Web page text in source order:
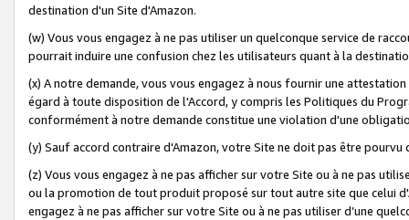
destination d'un Site d'Amazon.
(w) Vous vous engagez à ne pas utiliser un quelconque service de
pourrait induire une confusion chez les utilisateurs quant à la
(x) A notre demande, vous vous engagez à nous fournir une
égard à toute disposition de l'Accord, y compris les Politiques du
conformément à notre demande constitue une violation d'une
(y) Sauf accord contraire d'Amazon, votre Site ne doit pas être
(z) Vous vous engagez à ne pas afficher sur votre Site ou à ne pas
ou la promotion de tout produit proposé sur tout autre site que celui
engagez à ne pas afficher sur votre Site ou à ne pas utiliser d’une